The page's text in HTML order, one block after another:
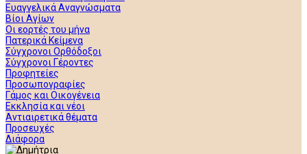
Ευαγγελικά Αναγνώσματα
Βίοι Αγίων
Οι εορτές του μήνα
Πατερικά Κείμενα
Σύγχρονοι Ορθόδοξοι
Σύγχρονοι Γέροντες
Προφητείες
Προσωπογραφίες
Γάμος και Οικογένεια
Εκκλησία και νέοι
Αντιαιρετικά θέματα
Προσευχές
Διάφορα